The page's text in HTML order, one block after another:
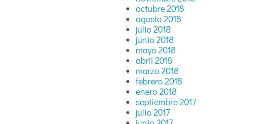
octubre 2018
agosto 2018
julio 2018
junio 2018
mayo 2018
abril 2018
marzo 2018
febrero 2018
enero 2018
septiembre 2017
julio 2017